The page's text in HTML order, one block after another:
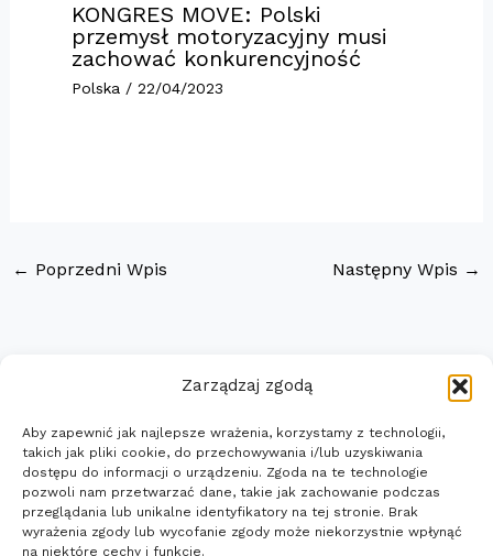
Zarządzaj zgodą
Aby zapewnić jak najlepsze wrażenia, korzystamy z technologii,
takich jak pliki cookie, do przechowywania i/lub uzyskiwania
dostępu do informacji o urządzeniu. Zgoda na te technologie
pozwoli nam przetwarzać dane, takie jak zachowanie podczas
przeglądania lub unikalne identyfikatory na tej stronie. Brak
wyrażenia zgody lub wycofanie zgody może niekorzystnie wpłynąć
na niektóre cechy i funkcje.
KONGRES MOVE: Polski
przemysł motoryzacyjny musi
zachować konkurencyjność
Polska/ 22/04/2023
← Poprzedni Wpis Następny Wpis →
Strona główna
Uslugi i Oprogramowanie
Wiadomości
Polityka prywatności